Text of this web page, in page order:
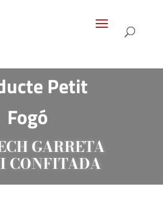
Petit
Fogó
GARRETA
CONFITADA